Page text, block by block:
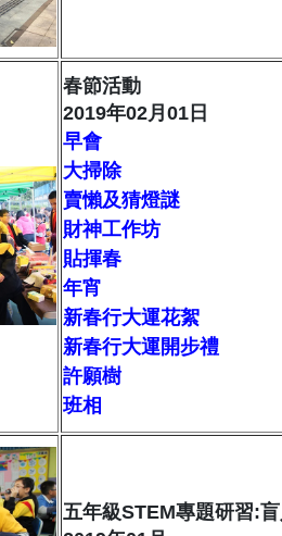
春節活動
2019年02月01日
早會
大掃除
賣懶及猜燈謎
財神工作坊
貼揮春
年宵
新春行大運花絮
新春行大運開步禮
許願樹
班相
五年級STEM專題研習: